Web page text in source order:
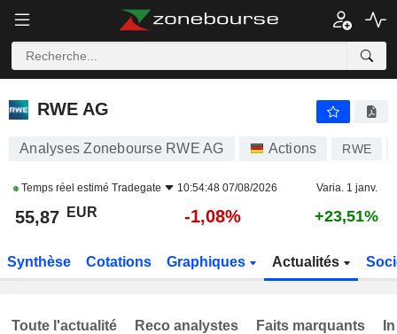
RWE AG
RWE AG
Analyses Zonebourse RWE AG Actions RWE
Temps réel estimé Tradegate 10:54:48 07/08/2026 Varia. 1 janv.
55,87 EUR -1,08% +23,51%
Synthèse Cotations Graphiques Actualités
Toute l'actualité Reco analystes Faits marquants